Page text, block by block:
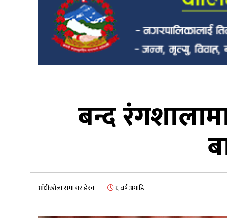
बन्द
आँधीखोला समाचार डेस्क ६ वर्ष अगाडि